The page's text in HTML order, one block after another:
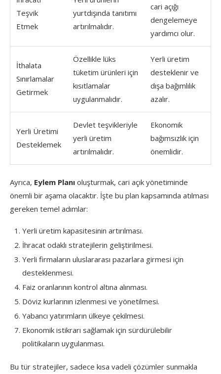
Teşvik
Etmek
yurtdışında tanıtımı
artırılmalıdır.
cari açığı
dengelemeye
yardımcı olur.
İthalata
Sınırlamalar
Getirmek
Özellikle lüks
tüketim ürünleri için
kısıtlamalar
uygulanmalıdır.
Yerli üretim
desteklenir ve
dışa bağımlılık
azalır.
Yerli Üretimi
Desteklemek
Devlet teşvikleriyle
yerli üretim
artırılmalıdır.
Ekonomik
bağımsızlık için
önemlidir.
Ayrıca, Eylem Planı oluşturmak, cari açık yönetiminde
önemli bir aşama olacaktır. İşte bu plan kapsamında atılması
gereken temel adımlar:
Yerli üretim kapasitesinin artırılması.
İhracat odaklı stratejilerin geliştirilmesi.
Yerli firmaların uluslararası pazarlara girmesi için
desteklenmesi.
Faiz oranlarının kontrol altına alınması.
Döviz kurlarının izlenmesi ve yönetilmesi.
Yabancı yatırımların ülkeye çekilmesi.
Ekonomik istikrarı sağlamak için sürdürülebilir
politikaların uygulanması.
Bu tür stratejiler, sadece kısa vadeli çözümler sunmakla